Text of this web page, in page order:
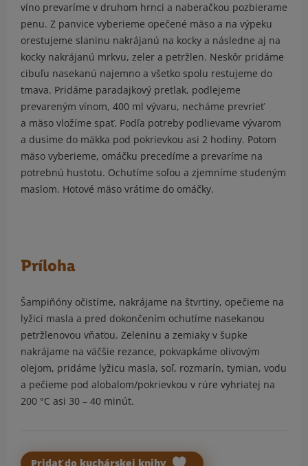
víno prevaríme v druhom hrnci a naberačkou pozbierame
penu. Z panvice vyberieme opečené mäso a na výpeku
orestujeme slaninu nakrájanú na kocky a následne aj na
kocky nakrájanú mrkvu, zeler a petržlen. Neskôr pridáme
cibuľu nasekanú najemno a všetko spolu restujeme do
tmava. Pridáme paradajkový pretlak, podlejeme
prevareným vínom, 400 ml vývaru, necháme prevrieť
a mäso vložíme spať. Podľa potreby podlievame vývarom
a dusíme do mäkka pod pokrievkou asi 2 hodiny. Potom
mäso vyberieme, omáčku precedíme a prevaríme na
potrebnú hustotu. Ochutíme soľou a zjemníme studeným
maslom. Hotové mäso vrátime do omáčky.
Príloha
Šampiňóny očistíme, nakrájame na štvrtiny, opečieme na
lyžici masla a pred dokončením ochutíme nasekanou
petržlenovou vňaťou. Zeleninu a zemiaky v šupke
nakrájame na väčšie rezance, pokvapkáme olivovým
olejom, pridáme lyžicu masla, soľ, rozmarín, tymian, vodu
a pečieme pod alobalom/pokrievkou v rúre vyhriatej na
200 °C asi 30 – 40 minút.
Pridať do kuchárskej knihy